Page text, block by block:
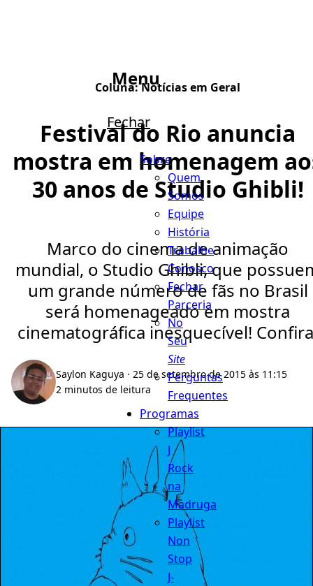
Menu
Fechar
Sobre
Quem
Somos
Equipe
História
Trabalhe
Conosco
Fechar
Parceria
No
Seu
Site
Perguntas
Frequentes
Programas
Playlist
J
Rock
na
Madruga
Playlist
Non
Stop
J-
Coluna:Notícias em Geral
Festival do Rio anuncia
mostra em homenagem
30 anos de Studio Ghibli!
Marco do cinema de animação
mundial, o Studio Ghibli, que
um grande número de fãs no Brasil
será homenageado em mostra
cinematográfica inesquecível!
Saylon Kaguya · 25 de setembro de 2015 às 11:15
2 minutos de leitura